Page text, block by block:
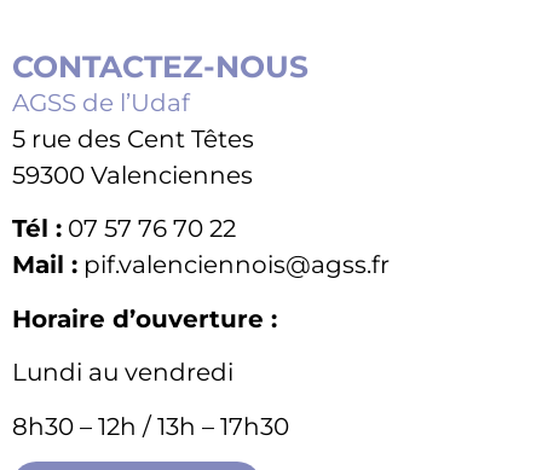
CONTACTEZ-NOUS
AGSS de l’Udaf
5 rue des Cent Têtes
59300 Valenciennes
Tél : 07 57 76 70 22
Mail : pif.valenciennois@agss.fr
Horaire d’ouverture :
Lundi au vendredi
8h30 – 12h / 13h – 17h30